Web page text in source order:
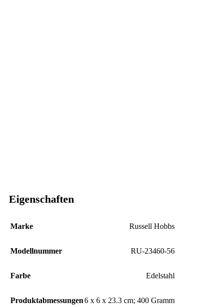
Eigenschaften
Marke ‎Russell Hobbs
Modellnummer ‎RU-23460-56
Farbe ‎Edelstahl
Produktabmessungen‎6 x 6 x 23.3 cm; 400 Gramm